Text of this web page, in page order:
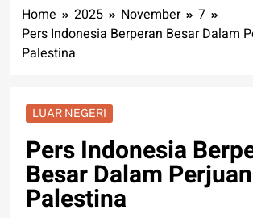
Home 2025 November
7
Pers Indonesia Berperan Besar Dalam
Palestina
LUAR NEGERI
Pers Indonesia
Besar Dalam
Palestina